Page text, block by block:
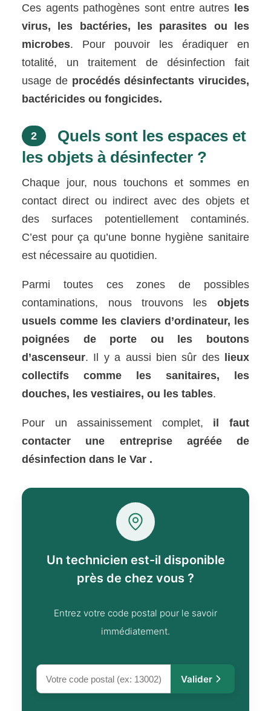
Ces agents pathogènes sont entre autres les
virus, les bactéries, les parasites ou les
microbes. Pour pouvoir les éradiquer en
totalité, un traitement de désinfection fait
usage deprocédés désinfectants virucides,
bactéricides ou fongicides.
2
Quels sont les espaces et
les objets à désinfecter ?
Chaque jour, nous touchons et sommes en
contact direct ou indirect avec des objets et
des surfaces potentiellement contaminés.
C’est pour ça qu’une bonne hygiène sanitaire
est nécessaire au quotidien.
Parmi toutes ces zones de possibles
contaminations, nous trouvons les objets
usuels comme les claviers d’ordinateur, les
poignées de porte ou les boutons
d’ascenseur. Il y a aussi bien sûr deslieux
collectifs comme les sanitaires, les
douches, les vestiaires, ou les tables.
Pour un assainissement complet, il faut
contacter une entreprise agréée de
désinfection dans le Var .
Un technicien est-il disponible
près de chez vous ?
Entrez votre code postal pour le savoir
immédiatement.
Valider